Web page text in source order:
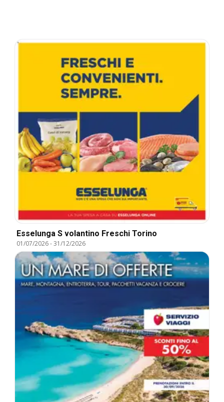
Esselunga S volantino Freschi Torino
01/07/2026-31/12/2026